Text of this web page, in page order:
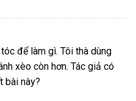
để làm gì. Tôi thà dùng
xèo còn hơn. Tác giả có
bài này?